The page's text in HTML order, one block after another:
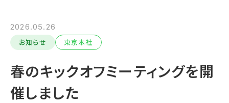
2026.05.26
お知らせ
東京本社
春のキックオフミーティングを開
催しました